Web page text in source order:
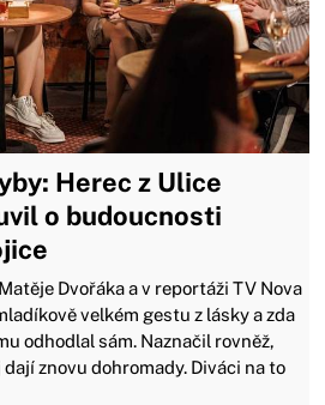
Herec z Ulice
o budoucnosti
Dvořáka a v reportáži TV Nova
velkém gestu z lásky a zda
odhodlal sám. Naznačil rovněž,
znovu dohromady. Diváci na to